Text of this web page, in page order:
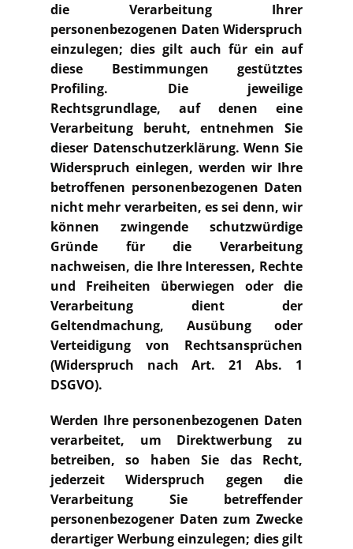
die Verarbeitung Ihrer
personenbezogenen Daten Widerspruch
einzulegen; dies gilt auch für ein auf
diese Bestimmungen gestütztes
Profiling. Die jeweilige
Rechtsgrundlage, auf denen eine
Verarbeitung beruht, entnehmen Sie
dieser Datenschutzerklärung. Wenn Sie
Widerspruch einlegen, werden wir Ihre
betroffenen personenbezogenen Daten
nicht mehr verarbeiten, es sei denn, wir
können zwingende schutzwürdige
Gründe für die Verarbeitung
nachweisen, die Ihre Interessen, Rechte
und Freiheiten überwiegen oder die
Verarbeitung dient der
Geltendmachung, Ausübung oder
Verteidigung von Rechtsansprüchen
(Widerspruch nach Art. 21 Abs. 1
DSGVO).
Werden Ihre personenbezogenen Daten
verarbeitet, um Direktwerbung zu
betreiben, so haben Sie das Recht,
jederzeit Widerspruch gegen die
Verarbeitung Sie betreffender
personenbezogener Daten zum Zwecke
derartiger Werbung einzulegen; dies gilt